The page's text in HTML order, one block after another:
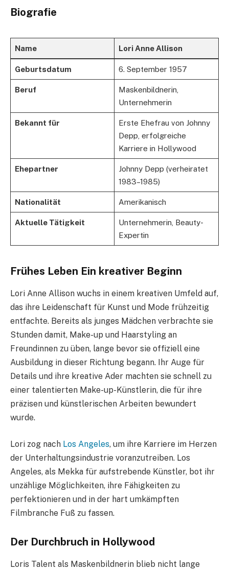
Biografie
Name Lori Anne Allison
Geburtsdatum 6. September 1957
Beruf
Maskenbildnerin,
Unternehmerin
Bekannt für
Erste Ehefrau von Johnny
Depp, erfolgreiche
Karriere in Hollywood
Ehepartner
Johnny Depp (verheiratet
1983–1985)
Nationalität Amerikanisch
Aktuelle Tätigkeit
Unternehmerin, Beauty-
Expertin
Frühes Leben Ein kreativer Beginn
Lori Anne Allison wuchs in einem kreativen Umfeld auf,
das ihre Leidenschaft für Kunst und Mode frühzeitig
entfachte. Bereits als junges Mädchen verbrachte sie
Stunden damit, Make-up und Haarstyling an
Freundinnen zu üben, lange bevor sie offiziell eine
Ausbildung in dieser Richtung begann. Ihr Auge für
Details und ihre kreative Ader machten sie schnell zu
einer talentierten Make-up-Künstlerin, die für ihre
präzisen und künstlerischen Arbeiten bewundert
wurde.
Lori zog nach Los Angeles, um ihre Karriere im Herzen
der Unterhaltungsindustrie voranzutreiben. Los
Angeles, als Mekka für aufstrebende Künstler, bot ihr
unzählige Möglichkeiten, ihre Fähigkeiten zu
perfektionieren und in der hart umkämpften
Filmbranche Fuß zu fassen.
Der Durchbruch in Hollywood
Loris Talent als Maskenbildnerin blieb nicht lange